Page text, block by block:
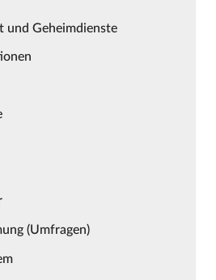
und Geheimdienste
(Umfragen)